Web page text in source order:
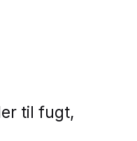
til fugt,